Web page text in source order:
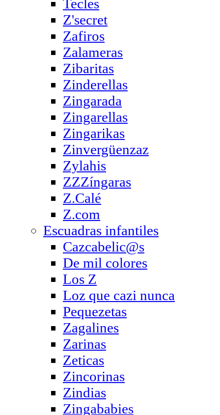
Tecles
Z'secret
Zafiros
Zalameras
Zibaritas
Zinderellas
Zingarada
Zingarellas
Zingarikas
Zinvergüenzaz
Zylahis
ZZZíngaras
Z.Calé
Z.com
Escuadras infantiles
Cazcabelic@s
De mil colores
Los Z
Loz que cazi nunca
Pequezetas
Zagalines
Zarinas
Zeticas
Zincorinas
Zindias
Zingababies